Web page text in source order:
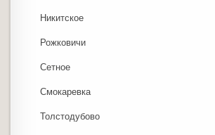
Никитское
Рожковичи
Сетное
Смокаревка
Толстодубово